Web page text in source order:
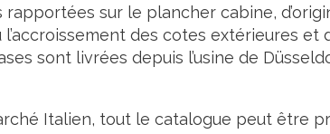
sur le plancher cabine,
des cotes extérieures et
sont livrées depuis l’usine de
Italien, tout le catalogue peut être